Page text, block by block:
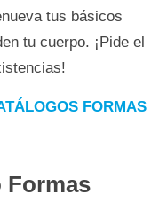
tus básicos
tu cuerpo. ¡Pide el
FORMAS
Formas